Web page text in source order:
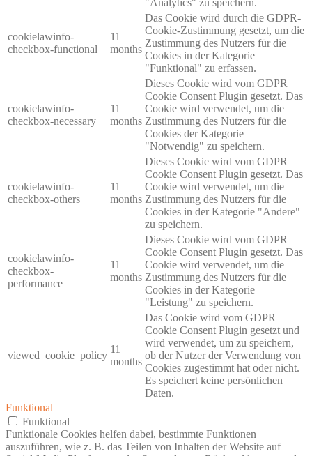
"Analytics" zu speichern.
cookielawinfo-
checkbox-functional
11
months
Das Cookie wird durch die GDPR-
Cookie-Zustimmung gesetzt, um die
Zustimmung des Nutzers für die
Cookies in der Kategorie
"Funktional" zu erfassen.
cookielawinfo-
checkbox-necessary
11
months
Dieses Cookie wird vom GDPR
Cookie Consent Plugin gesetzt. Das
Cookie wird verwendet, um die
Zustimmung des Nutzers für die
Cookies der Kategorie
"Notwendig" zu speichern.
cookielawinfo-
checkbox-others
11
months
Dieses Cookie wird vom GDPR
Cookie Consent Plugin gesetzt. Das
Cookie wird verwendet, um die
Zustimmung des Nutzers für die
Cookies in der Kategorie "Andere"
zu speichern.
cookielawinfo-
checkbox-
performance
11
months
Dieses Cookie wird vom GDPR
Cookie Consent Plugin gesetzt. Das
Cookie wird verwendet, um die
Zustimmung des Nutzers für die
Cookies in der Kategorie
"Leistung" zu speichern.
viewed_cookie_policy
11
months
Das Cookie wird vom GDPR
Cookie Consent Plugin gesetzt und
wird verwendet, um zu speichern,
ob der Nutzer der Verwendung von
Cookies zugestimmt hat oder nicht.
Es speichert keine persönlichen
Daten.
Funktional
Funktional
Funktionale Cookies helfen dabei, bestimmte Funktionen
auszuführen, wie z. B. das Teilen von Inhalten der Website auf